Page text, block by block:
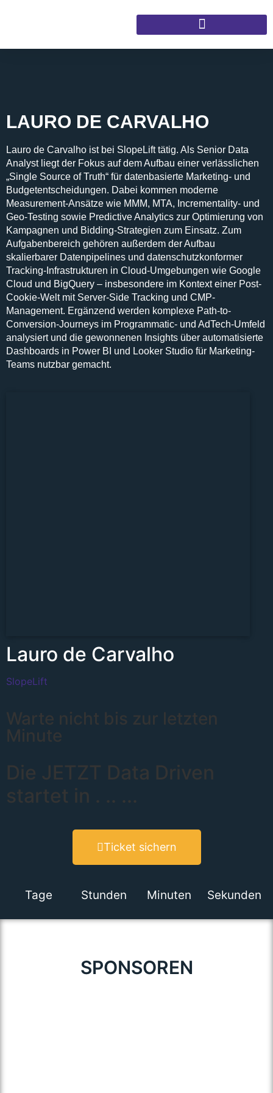
LAURO DE CARVALHO
Lauro de Carvalho ist bei SlopeLift tätig. Als Senior Data
Analyst liegt der Fokus auf dem Aufbau einer verlässlichen
„Single Source of Truth“ für datenbasierte Marketing- und
Budgetentscheidungen. Dabei kommen moderne
Measurement-Ansätze wie MMM, MTA, Incrementality- und
Geo-Testing sowie Predictive Analytics zur Optimierung von
Kampagnen und Bidding-Strategien zum Einsatz. Zum
Aufgabenbereich gehören außerdem der Aufbau
skalierbarer Datenpipelines und datenschutzkonformer
Tracking-Infrastrukturen in Cloud-Umgebungen wie Google
Cloud und BigQuery – insbesondere im Kontext einer Post-
Cookie-Welt mit Server-Side Tracking und CMP-
Management. Ergänzend werden komplexe Path-to-
Conversion-Journeys im Programmatic- und AdTech-Umfeld
analysiert und die gewonnenen Insights über automatisierte
Dashboards in Power BI und Looker Studio für Marketing-
Teams nutzbar gemacht.
Lauro de Carvalho
SlopeLift
Warte nicht bis zur letzten
Minute
Die JETZT Data Driven
startet in . .. ...
Ticket sichern
Tage Stunden Minuten Sekunden
SPONSOREN